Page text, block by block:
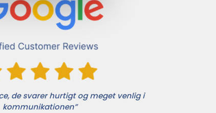
de svarer hurtigt og meget venlig i
kommunikationen”